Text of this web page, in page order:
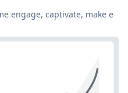
engage, captivate, make e